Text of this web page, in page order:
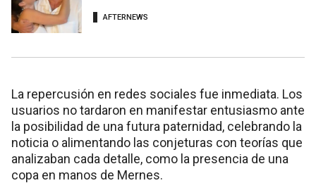
AFTERNEWS
La repercusión en redes sociales fue inmediata. Los
usuarios no tardaron en manifestar entusiasmo ante
la posibilidad de una futura paternidad, celebrando la
noticia o alimentando las conjeturas con teorías que
analizaban cada detalle, como la presencia de una
copa en manos de Mernes.